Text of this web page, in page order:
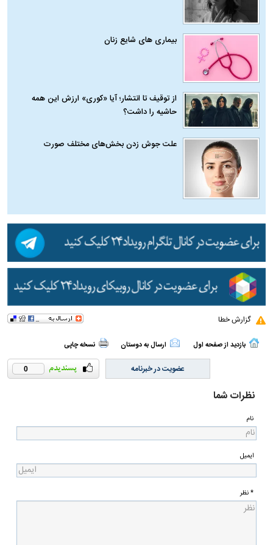
بیماری‌ های شایع زنان
از توقیف تا انتشار؛ آیا «کوری» ارزش این همه
حاشیه را داشت؟
علت جوش زدن بخش‌های مختلف صورت
گزارش خطا
بازدید از صفحه اول ارسال به دوستان نسخه چاپی
0 عضویت در خبرنامه
نظرات شما
نام
ایمیل
* نظر